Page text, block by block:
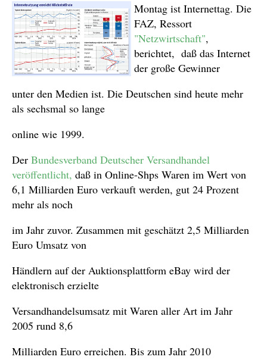
Montag ist Internettag. Die
FAZ, Ressort
"Netzwirtschaft",
berichtet, daß das Internet
der große Gewinner
unter den Medien ist. Die Deutschen sind heute mehr
als sechsmal so lange
online wie 1999.
Der Bundesverband Deutscher Versandhandel
veröffentlicht, daß in Online-Shps Waren im Wert von
6,1 Milliarden Euro verkauft werden, gut 24 Prozent
mehr als noch
im Jahr zuvor. Zusammen mit geschätzt 2,5 Milliarden
Euro Umsatz von
Händlern auf der Auktionsplattform eBay wird der
elektronisch erzielte
Versandhandelsumsatz mit Waren aller Art im Jahr
2005 rund 8,6
Milliarden Euro erreichen. Bis zum Jahr 2010